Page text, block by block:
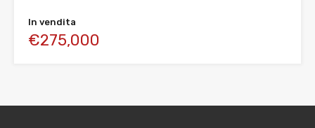
In vendita
€275,000